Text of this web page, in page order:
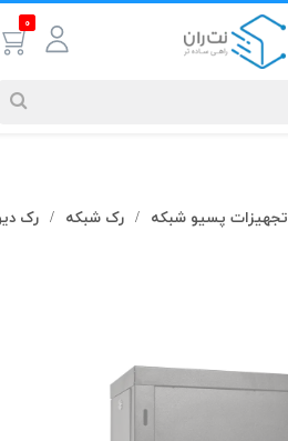
0
#کابل شبکه نگزنس
تجهیزات پسیو شبکه رک شبکه رک